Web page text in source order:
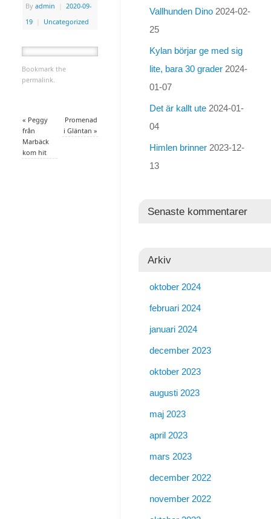
By admin
2020-09-
19
Uncategorized
Bookmark the
permalink
« Peggy
från
Marbäck
kom hit
Promenad
i Gläntan »
Vallhunden Dino 2024-02-
25
Kylan börjar ge med sig
lite, bara 30 grader 2024-
01-07
Det är kallt ute 2024-01-
04
Himlen brinner 2023-12-
13
Senaste kommentarer
Arkiv
oktober 2024
februari 2024
januari 2024
december 2023
oktober 2023
augusti 2023
maj 2023
april 2023
mars 2023
december 2022
november 2022